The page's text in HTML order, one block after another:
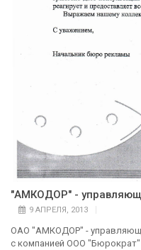
"АМКОДОР" -
9 АПРЕЛЯ, 2013
ОАО "АМКОДОР" -
с компанией ООО "Бюрократ"